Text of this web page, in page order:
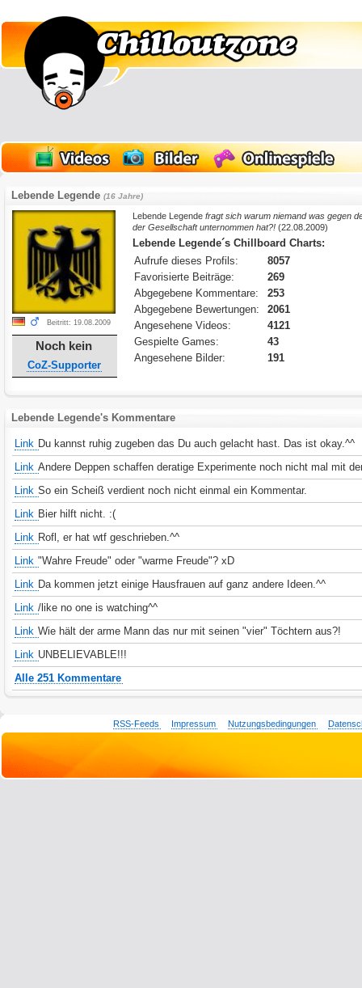
Lebende Legende(16 Jahre)
Beitritt: 19.08.2009
Noch kein
CoZ-Supporter
Lebende Legendefragt sich warum niemand was gegen
der Gesellschaft unternommen hat?! (22.08.2009)
Lebende Legende´s Chillboard Charts:
Aufrufe dieses Profils:
8057
Favorisierte Beiträge:
269
Abgegebene Kommentare:
253
Abgegebene Bewertungen:
2061
Angesehene Videos:
4121
Gespielte Games:
43
Angesehene Bilder:
191
Lebende Legende's Kommentare
Link Du kannst ruhig zugeben das Du auch gelacht hast. Das ist okay.^^
Link Andere Deppen schaffen deratige Experimente noch nicht mal mit
Link So ein Scheiß verdient noch nicht einmal ein Kommentar.
Link Bier hilft nicht. :(
Link Rofl, er hat wtf geschrieben.^^
Link "Wahre Freude" oder "warme Freude"? xD
Link Da kommen jetzt einige Hausfrauen auf ganz andere Ideen.^^
Link /like no one is watching^^
Link Wie hält der arme Mann das nur mit seinen "vier" Töchtern aus?!
Link UNBELIEVABLE!!!
Alle 251 Kommentare
RSS-Feeds Impressum Nutzungsbedingungen